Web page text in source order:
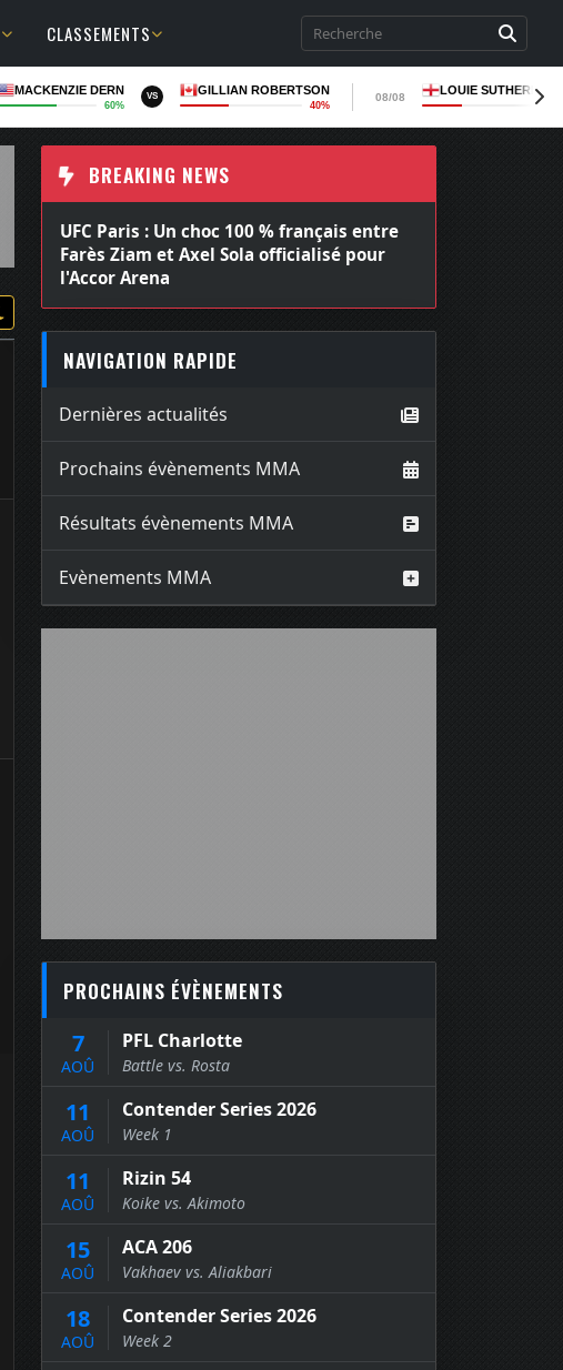
CLASSEMENTS
MACKENZIE DERN
60%
VS GILLIAN ROBERTSON
40%
08/08
LOUIE
BREAKING NEWS
UFC Paris : Un choc 100 % français entre
Farès Ziam et Axel Sola officialisé pour
l'Accor Arena
NAVIGATION RAPIDE
Dernières actualités
Prochains évènements MMA
Résultats évènements MMA
Evènements MMA
PROCHAINS ÉVÈNEMENTS
7
AOÛ
PFL Charlotte
Battle vs. Rosta
11
AOÛ
Contender Series 2026
Week 1
11
AOÛ
Rizin 54
Koike vs. Akimoto
15
AOÛ
ACA 206
Vakhaev vs. Aliakbari
18
AOÛ
Contender Series 2026
Week 2